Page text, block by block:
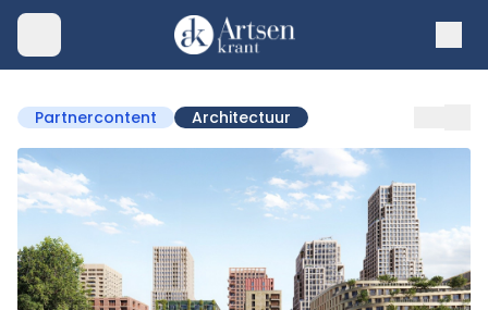
Partnercontent Architectuur